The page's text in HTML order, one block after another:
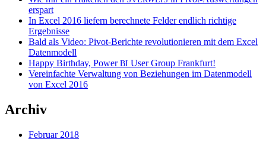
erspart
In Excel 2016 liefern berechnete Felder endlich richtige
Ergebnisse
Bald als Video: Pivot-Berichte revolutionieren mit dem Excel
Datenmodell
Happy Birthday, PowerBI User Group Frankfurt!
Vereinfachte Verwaltung von Beziehungen im Datenmodell
von Excel 2016
Archiv
Februar 2018